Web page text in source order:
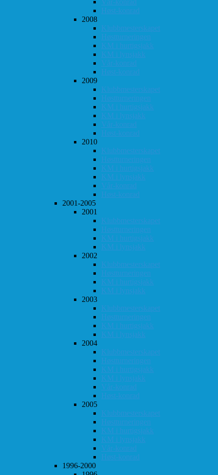
Høst-konrad
2008
Klubbmesterskapet
Høstturneringen
KM i hurtigsjakk
KM i lynsjakk
Vår-konrad
Høst-konrad
2009
Klubbmesterskapet
Høstturneringen
KM i hurtigsjakk
KM i lynsjakk
Vår-konrad
Høst-konrad
2010
Klubbmesterskapet
Høstturneringen
KM i hurtigsjakk
KM i lynsjakk
Vår-konrad
Høst-konrad
2001-2005
2001
Klubbmesterskapet
Høstturneringen
KM i hurtigsjakk
KM i lynsjakk
2002
Klubbmesterskapet
Høstturneringen
KM i hurtigsjakk
KM i lynsjakk
2003
Klubbmesterskapet
Høstturneringen
KM i hurtigsjakk
KM i lynsjakk
2004
Klubbmesterskapet
Høstturneringen
KM i hurtigsjakk
KM i lynsjakk
Vår-konrad
Høst-konrad
2005
Klubbmesterskapet
Høstturneringen
KM i hurtigsjakk
KM i lynsjakk
Vår-konrad
Høst-konrad
1996-2000